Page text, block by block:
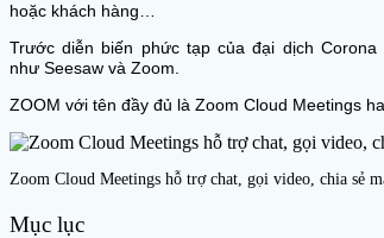
hoặc khách hàng…
Trước diễn biến phức tạp của đại dịch
như Seesaw và Zoom.
ZOOM với tên đầy đủ là Zoom Cloud Meetings
Zoom Cloud Meetings hỗ trợ chat, gọi video, chia sẻ
Mục lục